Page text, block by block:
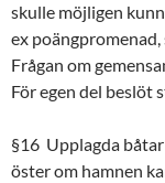
skulle möjligen
ex
Frågan om
För egen del beslöt
§16 Upplagda
öster om hamnen